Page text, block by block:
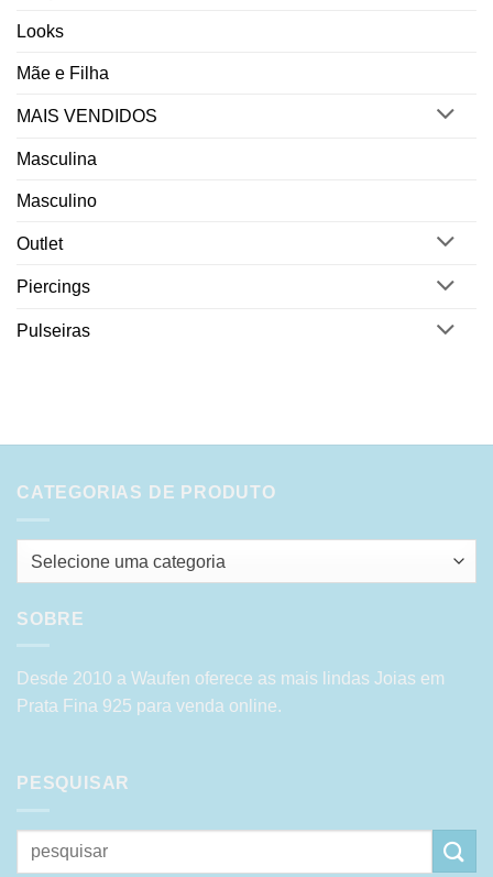
Looks
Mãe e Filha
MAIS VENDIDOS
Masculina
Masculino
Outlet
Piercings
Pulseiras
CATEGORIAS DE PRODUTO
Selecione uma categoria
SOBRE
Desde 2010 a Waufen oferece as mais lindas Joias em
Prata Fina 925 para venda online.
PESQUISAR
Pesquisar
por: